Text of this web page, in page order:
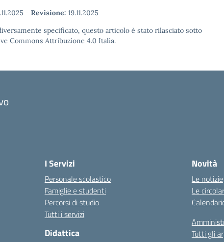
- Revisione: 19.11.2025
specificato, questo articolo è stato rilasciato sotto
Commons Attribuzione 4.0 Italia.
I Servizi
Personale scolastico
Famiglie e studenti
Percorsi di studio
Tutti i servizi
Didattica
Novità
Le notizie
Le
Tutti gli